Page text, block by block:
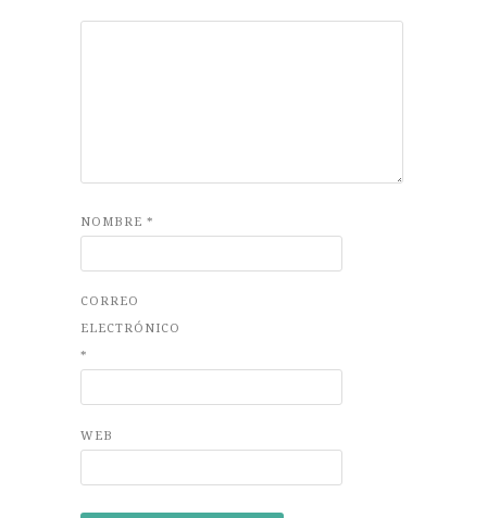
NOMBRE *
CORREO
ELECTRÓNICO
*
WEB